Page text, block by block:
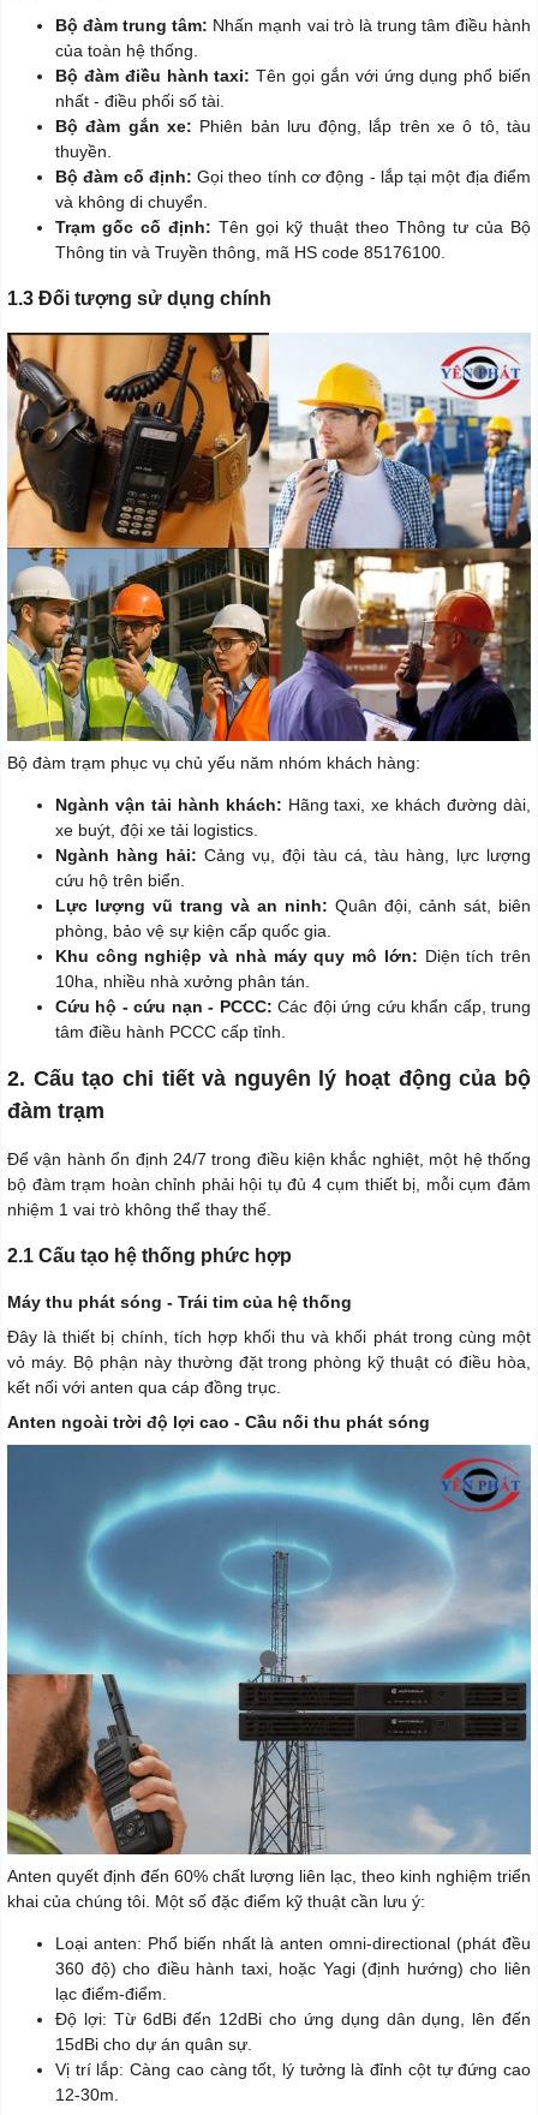
Bộ đàm trung tâm: Nhấn mạnh vai trò là trung tâm điều hành
của toàn hệ thống.
Bộ đàm điều hành taxi: Tên gọi gắn với ứng dụng phổ biến
nhất - điều phối số tài.
Bộ đàm gắn xe: Phiên bản lưu động, lắp trên xe ô tô, tàu
thuyền.
Bộ đàm cố định: Gọi theo tính cơ động - lắp tại một địa điểm
và không di chuyển.
Trạm gốc cố định: Tên gọi kỹ thuật theo Thông tư của Bộ
Thông tin và Truyền thông, mã HS code 85176100.
1.3 Đối tượng sử dụng chính
Bộ đàm trạm phục vụ chủ yếu năm nhóm khách hàng:
Ngành vận tải hành khách: Hãng taxi, xe khách đường dài,
xe buýt, đội xe tải logistics.
Ngành hàng hải: Cảng vụ, đội tàu cá, tàu hàng, lực lượng
cứu hộ trên biển.
Lực lượng vũ trang và an ninh: Quân đội, cảnh sát, biên
phòng, bảo vệ sự kiện cấp quốc gia.
Khu công nghiệp và nhà máy quy mô lớn: Diện tích trên
10ha, nhiều nhà xưởng phân tán.
Cứu hộ - cứu nạn - PCCC: Các đội ứng cứu khẩn cấp, trung
tâm điều hành PCCC cấp tỉnh.
2. Cấu tạo chi tiết và nguyên lý hoạt động của bộ
đàm trạm
Để vận hành ổn định 24/7 trong điều kiện khắc nghiệt, một hệ thống
bộ đàm trạm hoàn chỉnh phải hội tụ đủ 4 cụm thiết bị, mỗi cụm đảm
nhiệm 1 vai trò không thể thay thế.
2.1 Cấu tạo hệ thống phức hợp
Máy thu phát sóng - Trái tim của hệ thống
Đây là thiết bị chính, tích hợp khối thu và khối phát trong cùng một
vỏ máy. Bộ phận này thường đặt trong phòng kỹ thuật có điều hòa,
kết nối với anten qua cáp đồng trục.
Anten ngoài trời độ lợi cao - Cầu nối thu phát sóng
Anten quyết định đến 60% chất lượng liên lạc, theo kinh nghiệm triển
khai của chúng tôi. Một số đặc điểm kỹ thuật cần lưu ý:
Loại anten: Phổ biến nhất là anten omni-directional (phát đều
360 độ) cho điều hành taxi, hoặc Yagi (định hướng) cho liên
lạc điểm-điểm.
Độ lợi: Từ 6dBi đến 12dBi cho ứng dụng dân dụng, lên đến
15dBi cho dự án quân sự.
Vị trí lắp: Càng cao càng tốt, lý tưởng là đỉnh cột tự đứng cao
12-30m.